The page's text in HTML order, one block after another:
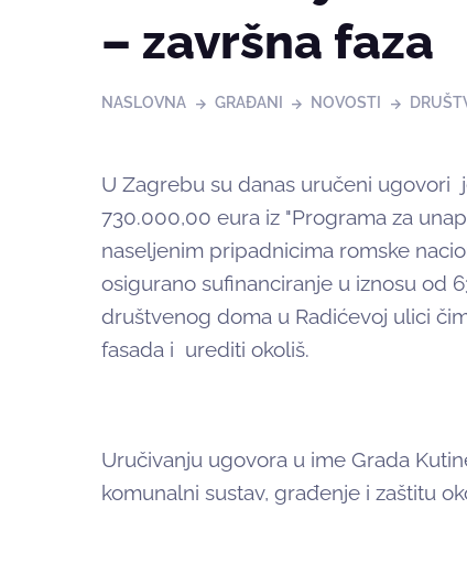
– završna faza
NASLOVNA GRAĐANI NOVOSTI
U Zagrebu su danas uručeni ugovori
730.000,00 eura iz "Programa za
naseljenim pripadnicima romske
osigurano sufinanciranje u iznosu od
društvenog doma u Radićevoj ulici
fasada i urediti okoliš.
Uručivanju ugovora u ime Grada
komunalni sustav, građenje i zaštitu